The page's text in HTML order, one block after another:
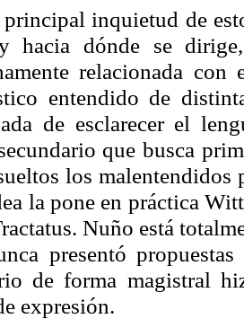
inquietud de
hacia dónde se
relacionada
entendido de
de esclarecer el
que busca
los
la pone en práctica
. Nuño está
presentó
de forma magistral
expresión.